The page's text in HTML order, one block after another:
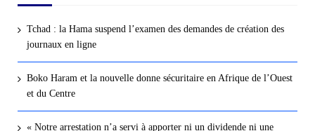
Tchad : la Hama suspend l’examen des demandes de création des
journaux en ligne
Boko Haram et la nouvelle donne sécuritaire en Afrique de l’Ouest
et du Centre
« Notre arrestation n’a servi à apporter ni un dividende ni une